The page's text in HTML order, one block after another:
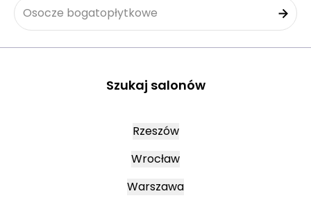
Osocze bogatopłytkowe
Szukaj salonów
Rzeszów
Wrocław
Warszawa